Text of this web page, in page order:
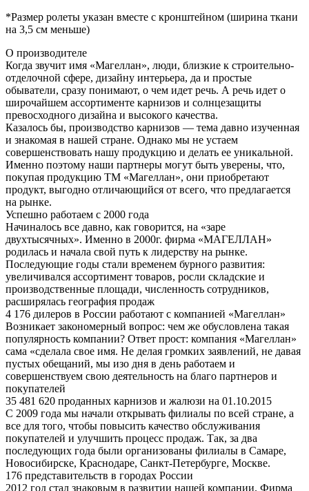
*Размер ролеты указан вместе с кронштейном (ширина ткани
на 3,5 см меньше)
О производителе
Когда звучит имя «Магеллан», люди, близкие к строительно-
отделочной сфере, дизайну интерьера, да и простые
обыватели, сразу понимают, о чем идет речь. А речь идет о
широчайшем ассортименте карнизов и солнцезащиты
превосходного дизайна и высокого качества.
Казалось бы, производство карнизов — тема давно изученная
и знакомая в нашей стране. Однако мы не устаем
совершенствовать нашу продукцию и делать ее уникальной.
Именно поэтому наши партнеры могут быть уверены, что,
покупая продукцию ТМ «Магеллан», они приобретают
продукт, выгодно отличающийся от всего, что предлагается
на рынке.
Успешно работаем с 2000 года
Начиналось все давно, как говорится, на «заре
двухтысячных». Именно в 2000г. фирма «МАГЕЛЛАН»
родилась и начала свой путь к лидерству на рынке.
Последующие годы стали временем бурного развития:
увеличивался ассортимент товаров, росли складские и
производственные площади, численность сотрудников,
расширялась география продаж
4 176 дилеров в России работают с компанией «Магеллан»
Возникает закономерный вопрос: чем же обусловлена такая
популярность компании? Ответ прост: компания «Магеллан»
сама «сделала свое имя. Не делая громких заявлений, не давая
пустых обещаний, мы изо дня в день работаем и
совершенствуем свою деятельность на благо партнеров и
покупателей
35 481 620 проданных карнизов и жалюзи на 01.10.2015
С 2009 года мы начали открывать филиалы по всей стране, а
все для того, чтобы повысить качество обслуживания
покупателей и улучшить процесс продаж. Так, за два
последующих года были организованы филиалы в Самаре,
Новосибирске, Краснодаре, Санкт-Петербурге, Москве.
176 представительств в городах России
2012 год стал знаковым в развитии нашей компании. Фирма